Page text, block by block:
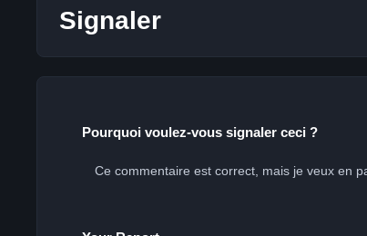
Signaler
Pourquoi voulez-vous signaler ceci ?